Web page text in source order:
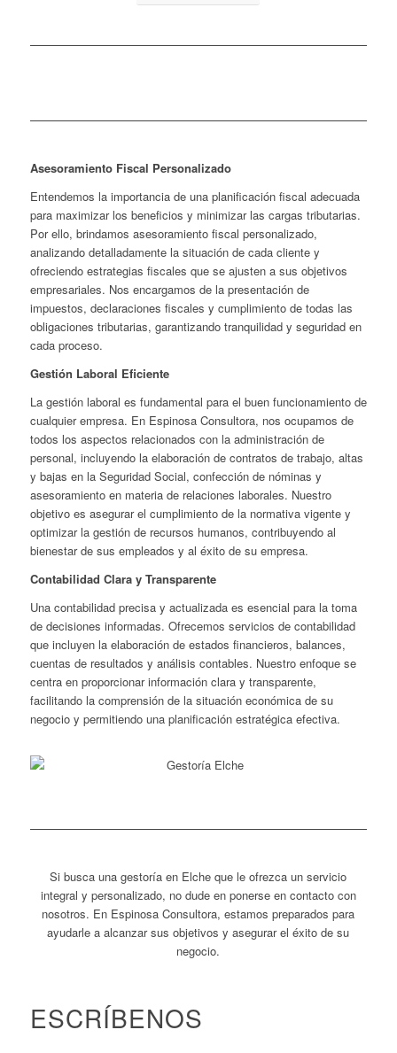
Asesoramiento Fiscal Personalizado
Entendemos la importancia de una planificación fiscal adecuada
para maximizar los beneficios y minimizar las cargas tributarias.
Por ello, brindamos asesoramiento fiscal personalizado,
analizando detalladamente la situación de cada cliente y
ofreciendo estrategias fiscales que se ajusten a sus objetivos
empresariales. Nos encargamos de la presentación de
impuestos, declaraciones fiscales y cumplimiento de todas las
obligaciones tributarias, garantizando tranquilidad y seguridad en
cada proceso.
Gestión Laboral Eficiente
La gestión laboral es fundamental para el buen funcionamiento de
cualquier empresa. En Espinosa Consultora, nos ocupamos de
todos los aspectos relacionados con la administración de
personal, incluyendo la elaboración de contratos de trabajo, altas
y bajas en la Seguridad Social, confección de nóminas y
asesoramiento en materia de relaciones laborales. Nuestro
objetivo es asegurar el cumplimiento de la normativa vigente y
optimizar la gestión de recursos humanos, contribuyendo al
bienestar de sus empleados y al éxito de su empresa.
Contabilidad Clara y Transparente
Una contabilidad precisa y actualizada es esencial para la toma
de decisiones informadas. Ofrecemos servicios de contabilidad
que incluyen la elaboración de estados financieros, balances,
cuentas de resultados y análisis contables. Nuestro enfoque se
centra en proporcionar información clara y transparente,
facilitando la comprensión de la situación económica de su
negocio y permitiendo una planificación estratégica efectiva.
Si busca una gestoría en Elche que le ofrezca un servicio
integral y personalizado, no dude en ponerse en contacto con
nosotros. En Espinosa Consultora, estamos preparados para
ayudarle a alcanzar sus objetivos y asegurar el éxito de su
negocio.
ESCRÍBENOS